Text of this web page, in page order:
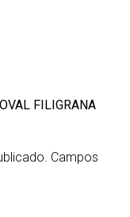
FILIGRANA
Campos